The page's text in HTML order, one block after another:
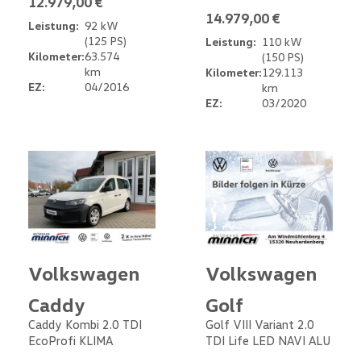
Leistung: 92 kW
(125 PS)
Kilometer:63.574
km
EZ:
04/2016
14.979,00 €
Leistung: 110 kW
(150 PS)
Kilometer:129.113
km
EZ:
03/2020
Volkswagen
Caddy
Caddy Kombi 2.0 TDI
EcoProfi KLIMA
Volkswagen
Golf
Golf VIII Variant 2.0
TDI Life LED NAVI ALU